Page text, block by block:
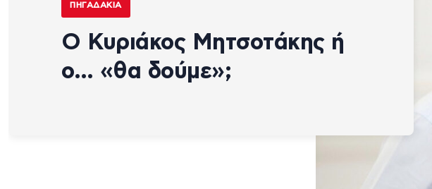
ΠΗΓΑΔΆΚΙΑ
Ο Κυριάκος Μητσοτάκης ή
ο… «θα δούμε»;